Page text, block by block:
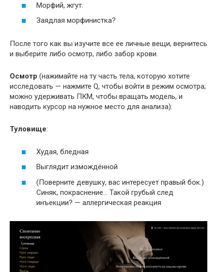
Морфий, жгут.
Заядлая морфинистка?
После того как вы изучите все ее личные вещи, вернитесь
и выберите либо осмотр, либо забор крови.
Осмотр (нажимайте на ту часть тела, которую хотите
исследовать — нажмите Q, чтобы войти в режим осмотра;
можно удерживать ПКМ, чтобы вращать модель, и
наводить курсор на нужное место для анализа):
Туловище:
Худая, бледная
Выглядит измождённой
(Поверните девушку, вас интересует правый бок.)
Синяк, покраснение… Такой грубый след
инъекции? — аллергическая реакция